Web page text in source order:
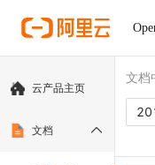
云产品主页
文档
文档